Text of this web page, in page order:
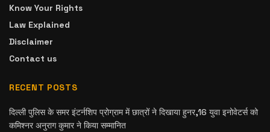
Know Your Rights
Law Explained
Disclaimer
Contact us
RECENT POSTS
दिल्ली पुलिस के समर इंटर्नशिप प्रोग्राम में छात्रों ने दिखाया हुनर,16 युवा इनोवेटर्स को
कमिश्नर अनुराग कुमार ने किया सम्मानित